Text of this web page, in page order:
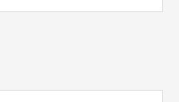
切に残してもらえたら
きさせていただきまし